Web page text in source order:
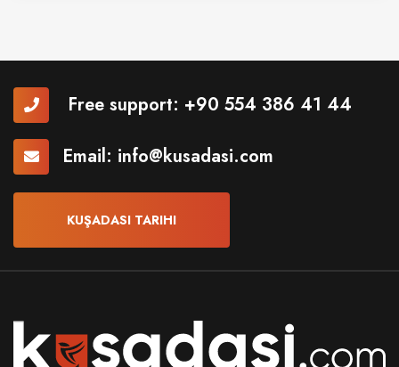
Free support: +90 554 386 41 44
Email: info@kusadasi.com
KUŞADASI TARIHI